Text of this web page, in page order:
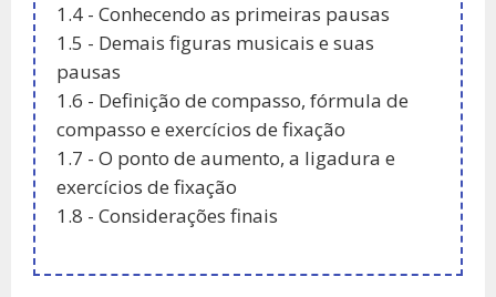
1.4 - Conhecendo as primeiras pausas
1.5 - Demais figuras musicais e suas
pausas
1.6 - Definição de compasso, fórmula de
compasso e exercícios de fixação
1.7 - O ponto de aumento, a ligadura e
exercícios de fixação
1.8 - Considerações finais